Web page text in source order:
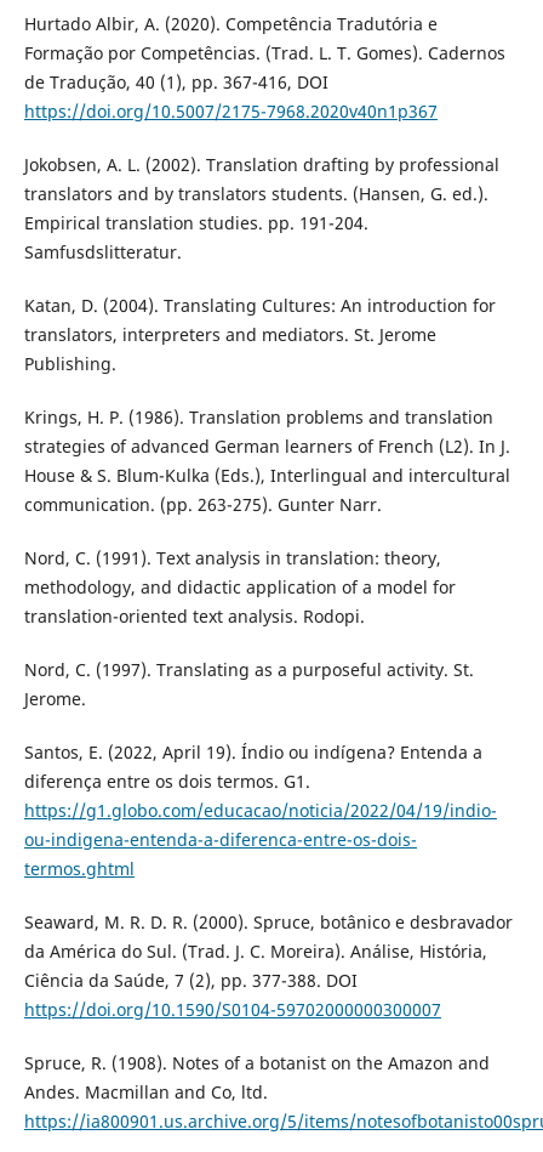
Hurtado Albir, A. (2020). Competência Tradutória e
Formação por Competências. (Trad. L. T. Gomes). Cadernos
de Tradução, 40 (1), pp. 367-416, DOI
https://doi.org/10.5007/2175-7968.2020v40n1p367
Jokobsen, A. L. (2002). Translation drafting by professional
translators and by translators students. (Hansen, G. ed.).
Empirical translation studies. pp. 191-204.
Samfusdslitteratur.
Katan, D. (2004). Translating Cultures: An introduction for
translators, interpreters and mediators. St. Jerome
Publishing.
Krings, H. P. (1986). Translation problems and translation
strategies of advanced German learners of French (L2). In J.
House & S. Blum-Kulka (Eds.), Interlingual and intercultural
communication. (pp. 263-275). Gunter Narr.
Nord, C. (1991). Text analysis in translation: theory,
methodology, and didactic application of a model for
translation-oriented text analysis. Rodopi.
Nord, C. (1997). Translating as a purposeful activity. St.
Jerome.
Santos, E. (2022, April 19). Índio ou indígena? Entenda a
diferença entre os dois termos. G1.
https://g1.globo.com/educacao/noticia/2022/04/19/indio-
ou-indigena-entenda-a-diferenca-entre-os-dois-
termos.ghtml
Seaward, M. R. D. R. (2000). Spruce, botânico e desbravador
da América do Sul. (Trad. J. C. Moreira). Análise, História,
Ciência da Saúde, 7 (2), pp. 377-388. DOI
https://doi.org/10.1590/S0104-59702000000300007
Spruce, R. (1908). Notes of a botanist on the Amazon and
Andes. Macmillan and Co, ltd.
https://ia800901.us.archive.org/5/items/